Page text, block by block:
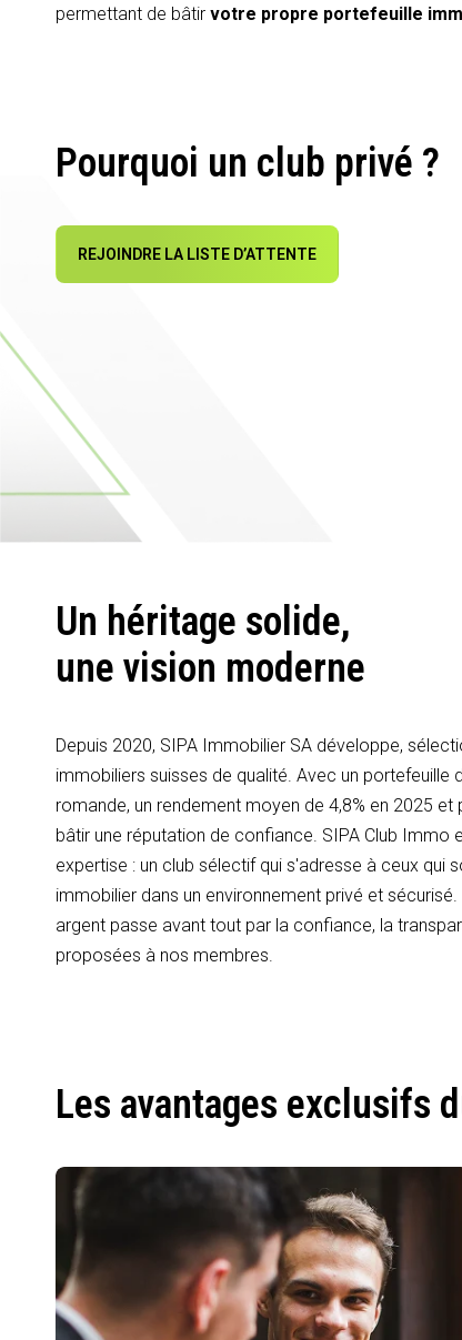
permettant de bâtir votre propre portefeuille
Pourquoi un club privé ?
REJOINDRE LA LISTE D’ATTENTE
Un héritage solide,
une vision moderne
Depuis 2020, SIPA Immobilier SA développe,
immobiliers suisses de qualité. Avec un portefeuille
romande, un rendement moyen de 4,8% en 2025 et
bâtir une réputation de confiance. SIPA Club Immo
expertise : un club sélectif qui s'adresse à ceux qui
immobilier dans un environnement privé et
argent passe avant tout par la confiance, la
proposées à nos membres.
Les avantages exclusifs